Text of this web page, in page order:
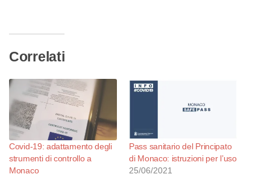
Correlati
Covid-19: adattamento degli
strumenti di controllo a
Monaco
Pass sanitario del Principato
di Monaco: istruzioni per l’uso
25/06/2021